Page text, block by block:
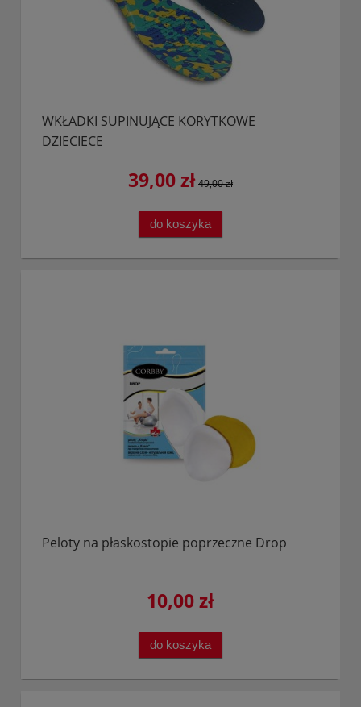
WKŁADKI SUPINUJĄCE KORYTKOWE
DZIECIĘCE
39,00 zł49,00 zł
do koszyka
Peloty na płaskostopie poprzeczne Drop
10,00 zł
do koszyka